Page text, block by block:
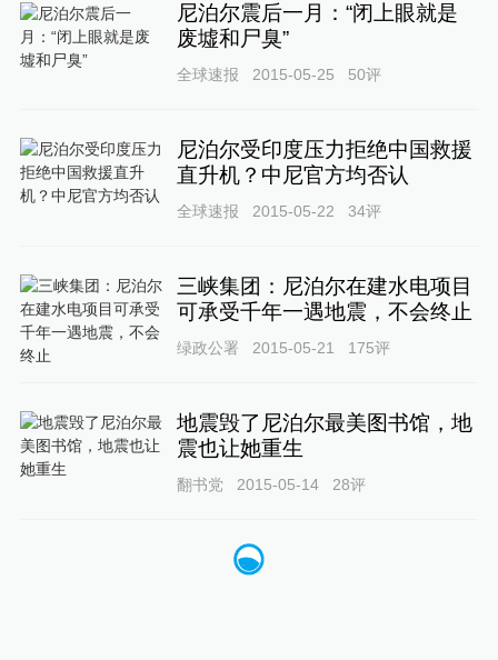
尼泊尔震后一月：“闭上眼就是
废墟和尸臭”
全球速报 2015-05-25 50评
尼泊尔受印度压力拒绝中国救援
直升机？中尼官方均否认
全球速报 2015-05-22 34评
三峡集团：尼泊尔在建水电项目
可承受千年一遇地震，不会终止
绿政公署 2015-05-21 175评
地震毁了尼泊尔最美图书馆，地
震也让她重生
翻书党 2015-05-14 28评